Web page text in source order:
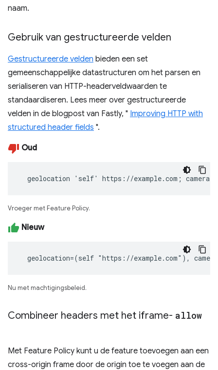
naam.
Gebruik van gestructureerde velden
Gestructureerde velden bieden een set
gemeenschappelijke datastructuren om het parsen en
serialiseren van HTTP-headerveldwaarden te
standaardiseren. Lees meer over gestructureerde
velden in de blogpost van Fastly, " Improving HTTP with
structured header fields ".
Oud
geolocation 'self' https://example.com; camera
Vroeger met Feature Policy.
Nieuw
geolocation=(self "https://example.com"),
Nu met machtigingsbeleid.
Combineer headers met het iframe- allow
Met Feature Policy kunt u de feature toevoegen aan een
cross-origin frame door de origin toe te voegen aan de